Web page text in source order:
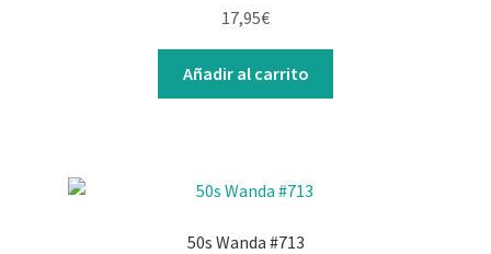
17,95€
Añadir al carrito
50s Wanda #713